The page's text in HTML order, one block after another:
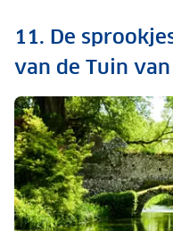
11. De
van de Tuin